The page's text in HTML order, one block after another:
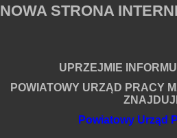
NOWA STRONA
UPRZEJMIE
POWIATOWY URZĄD PRACY
Powiatowy Urząd